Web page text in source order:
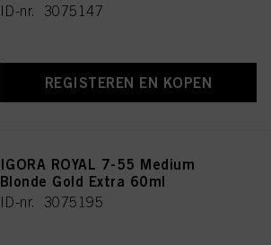
ID-nr. 3075147
REGISTEREN EN KOPEN
IGORA ROYAL 7-55 Medium
Blonde Gold Extra 60ml
ID-nr. 3075195